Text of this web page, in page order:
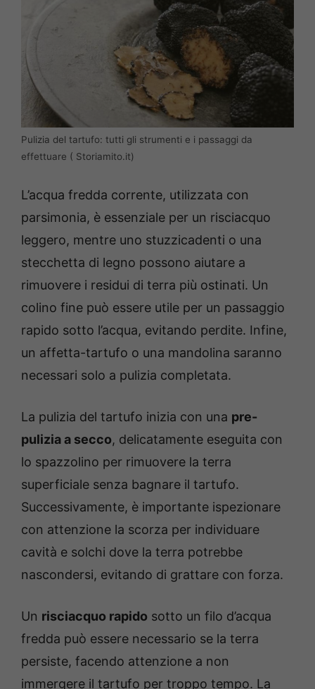
Pulizia del tartufo: tutti gli strumenti e i passaggi da
effettuare ( Storiamito.it)
L’acqua fredda corrente, utilizzata con
parsimonia, è essenziale per un risciacquo
leggero, mentre uno stuzzicadenti o una
stecchetta di legno possono aiutare a
rimuovere i residui di terra più ostinati. Un
colino fine può essere utile per un passaggio
rapido sotto l’acqua, evitando perdite. Infine,
un affetta-tartufo o una mandolina saranno
necessari solo a pulizia completata.
La pulizia del tartufo inizia con una pre-
pulizia a secco, delicatamente eseguita con
lo spazzolino per rimuovere la terra
superficiale senza bagnare il tartufo.
Successivamente, è importante ispezionare
con attenzione la scorza per individuare
cavità e solchi dove la terra potrebbe
nascondersi, evitando di grattare con forza.
Un risciacquo rapido sotto un filo d’acqua
fredda può essere necessario se la terra
persiste, facendo attenzione a non
immergere il tartufo per troppo tempo. La